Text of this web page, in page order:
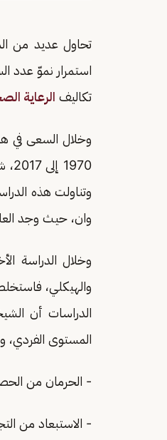
تحاول عديد من
استمرار نموّ عدد
تكاليف الرعاية
وتناولت هذه
وان، حيث وجد
وخلال الدراسة
المستوى الفردي،
- الحرمان من
- الاستبعاد من